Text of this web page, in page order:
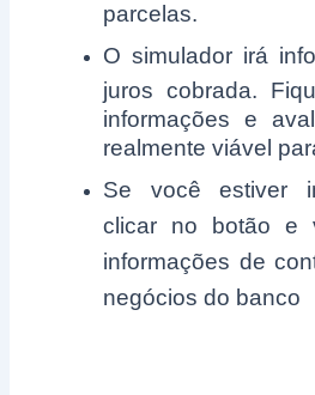
parcelas.
O simulador irá
juros cobrada.
informações e
realmente viável
Se você estiver
clicar no botão e
informações de
negócios do banco